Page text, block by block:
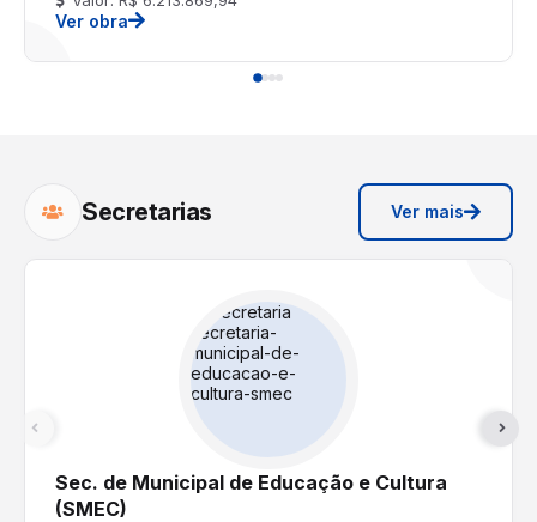
Ver obra
Secretarias Ver mais
Sec. de Municipal de Educação e Cultura
(SMEC)